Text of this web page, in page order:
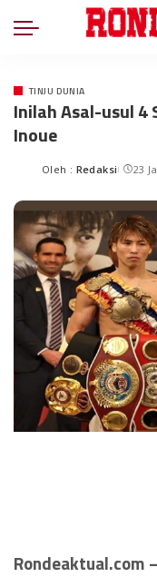
TINJU DUNIA
Inilah Asal-usul 4
Inoue
Oleh : Redaksi 23
Rondeaktual.com